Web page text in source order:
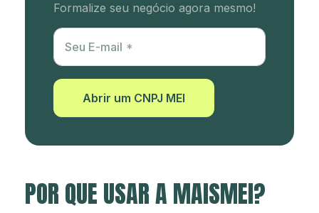
Formalize seu negócio agora mesmo!
Utm Content
Seu E-mail
Abrir um CNPJ MEI
POR QUE USAR A MAISMEI?